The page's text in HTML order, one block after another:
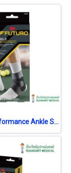
Futuro Performance Ankle Stabilizer มีแกน (46645)